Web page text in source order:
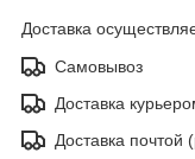
Доставка
Самовывоз
Доставка
Доставка почтой